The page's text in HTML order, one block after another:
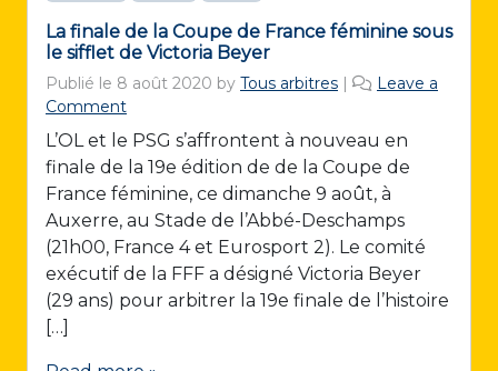
La finale de la Coupe de France féminine sous
le sifflet de Victoria Beyer
Publié le 8 août 2020 by Tous arbitres |
Leave a
Comment
L’OL et le PSG s’affrontent à nouveau en
finale de la 19e édition de de la Coupe de
France féminine, ce dimanche 9 août, à
Auxerre, au Stade de l’Abbé-Deschamps
(21h00, France 4 et Eurosport 2). Le comité
exécutif de la FFF a désigné Victoria Beyer
(29 ans) pour arbitrer la 19e finale de l’histoire
[…]